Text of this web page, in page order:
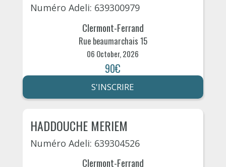
Numéro Adeli: 639300979
Clermont-Ferrand
Rue beaumarchais 15
06 October, 2026
90€
S'INSCRIRE
HADDOUCHE MERIEM
Numéro Adeli: 639304526
Clermont-Ferrand